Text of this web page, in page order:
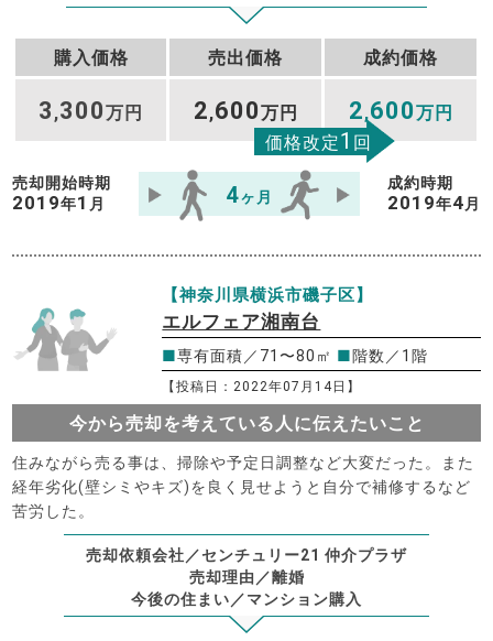
購入価格 売出価格 成約価格
3 ,300万円 2,600万円 2,600万円
価格改定1 回
売却開始時期
2019年1 月 4ヶ月
成約時期
2019年4 月
【神奈川県横浜市磯子区】
エルフェア湘南台
■専有面積／71〜80㎡ ■階数／1階
【投稿日：2022年07月14日】
今から売却を考えている人に伝えたいこと
住みながら売る事は、掃除や予定日調整など大変だった。また
経年劣化(壁シミやキズ)を良く見せようと自分で補修するなど
苦労した。
売却依頼会社／センチュリー21 仲介プラザ
売却理由／離婚
今後の住まい／マンション購入